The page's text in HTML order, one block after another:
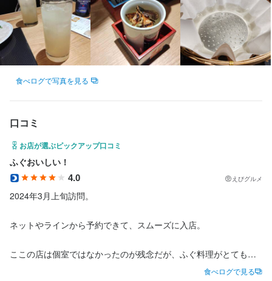
食べログで写真を見る
口コミ
お店が選ぶピックアップ口コミ
ふぐおいしい！
4.0 えびグルメ
2024年3月上旬訪問。
ネットやラインから予約できて、スムーズに入店。
ここの店は個室ではなかったのが残念だが、ふぐ料理がとても美
食べログで見る
■研修あり
まかない・食事補助あり 制服貸与 資格取得支援あり
社員登用制度あり
髪型自由
特徴
大学生歓迎
仕事内容
＜未経験でも超簡単♪＞
選べるお仕事！あなたの御好きな方を希望してくださいね♪
★ホールスタッフ
・お席へのご案内